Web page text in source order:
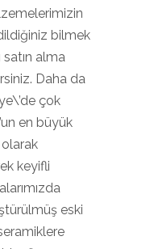
bilmek
satın alma
Daha da
çok
en büyük
keyifli
eski